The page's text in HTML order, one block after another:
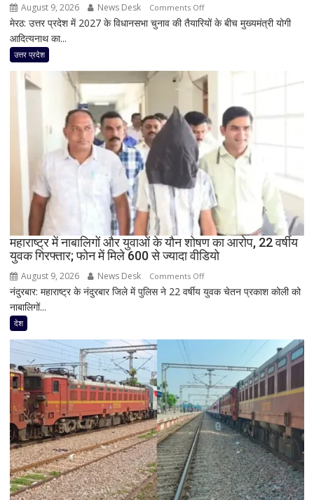
August 9, 2026 News Desk Comments Offon
कांवड़ियों
योगी
का
बड़ा
सियासी
संदेश,
मंच
पर
RLD
नेताओं
साथ
दिखी
झलक
मेरठ: उत्तर प्रदेश में 2027 के विधानसभा चुनाव की तैयारियों के बीच मुख्यमंत्री योगी
आदित्यनाथ का...
उत्तर प्रदेश
महाराष्ट्र में नाबालिगों और युवाओं के यौन शोषण का आरोप, 22 वर्षीय
युवक गिरफ्तार; फोन में मिले 600 से ज्यादा वीडियो
August 9, 2026 News Desk Comments Offon
महाराष्ट्र
के
यौन
शोषण
का
आरोप,
22
वर्षीय
युवक
गिरफ्तार;
नंदुरबार: महाराष्ट्र के नंदुरबार जिले में पुलिस ने 22 वर्षीय युवक चेतन प्रकाश कोली को
नाबालिगों...
देश